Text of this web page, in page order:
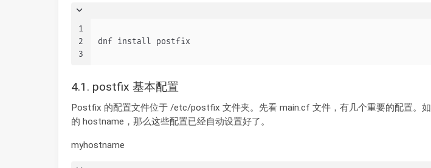
1
2
3
dnf install postfix
4.1. postfix 基本配置
Postfix 的配置文件位于 /etc/postfix 文件夹。先看 main.cf 文件，有几个重要的配置。
的 hostname，那么这些配置已经自动设置好了。
myhostname